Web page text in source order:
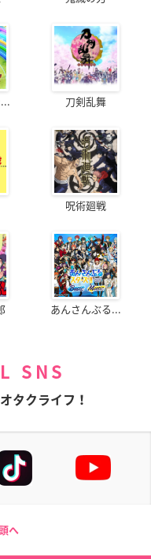
刀剣乱舞
呪術廻戦
あんさんぶる...
SNS
タクライフ！
へ